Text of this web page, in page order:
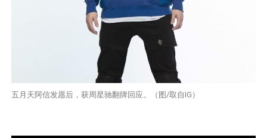
五月天阿信发愿后，获周星驰翻牌回应。（图/取自IG）